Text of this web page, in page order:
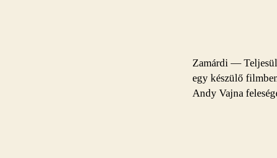
Zamárdi —
egy készülő
Andy Vajna